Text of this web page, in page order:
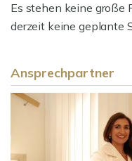
Es stehen keine große
derzeit keine geplante
Ansprechpartner